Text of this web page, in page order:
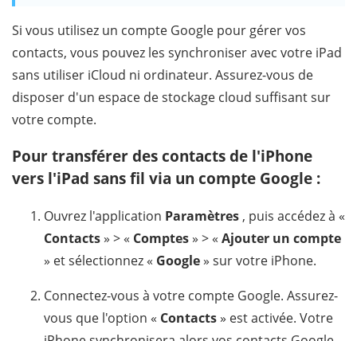
Si vous utilisez un compte Google pour gérer vos
contacts, vous pouvez les synchroniser avec votre iPad
sans utiliser iCloud ni ordinateur. Assurez-vous de
disposer d'un espace de stockage cloud suffisant sur
votre compte.
Pour transférer des contacts de l'iPhone
vers l'iPad sans fil via un compte Google :
Ouvrez l'application Paramètres , puis accédez à «
Contacts» > « Comptes» > « Ajouter un compte
» et sélectionnez « Google» sur votre iPhone.
Connectez-vous à votre compte Google. Assurez-
vous que l'option « Contacts» est activée. Votre